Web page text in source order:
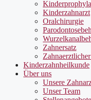
Kinderzahnarzt
Oralchirurgie
Zahnersatz
Kinderzahnheilkunde
Über uns
Unsere
Unser Team